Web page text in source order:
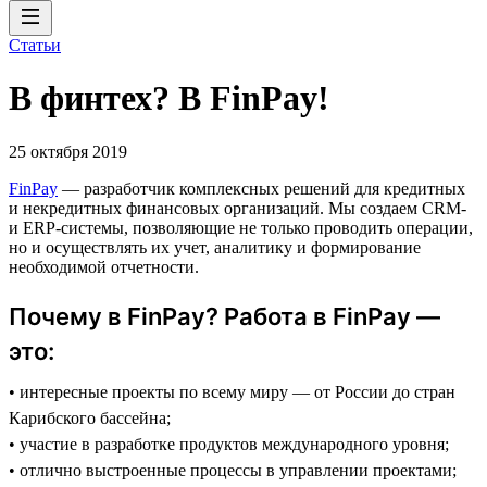
Статьи
В финтех? В FinPay!
25 октября 2019
FinPay — разработчик комплексных решений для кредитных
и некредитных финансовых организаций. Мы создаем CRM-
и ERP-системы, позволяющие не только проводить операции,
но и осуществлять их учет, аналитику и формирование
необходимой отчетности.
Почему в FinPay? Работа в FinPay —
это:
• интересные проекты по всему миру — от России до стран
Карибского бассейна;
• участие в разработке продуктов международного уровня;
• отлично выстроенные процессы в управлении проектами;